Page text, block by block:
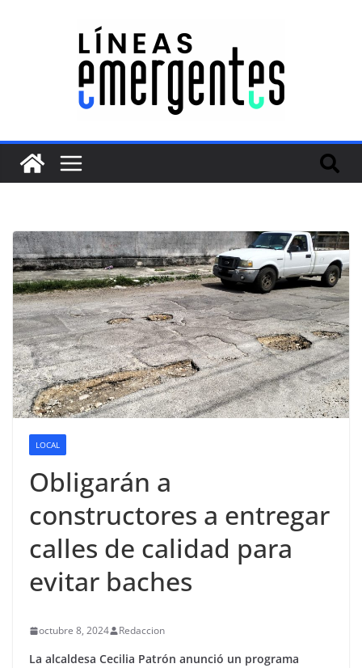
LOCAL
Obligarán a
constructores a entregar
calles de calidad para
evitar baches
octubre 8, 2024 Redaccion
La alcaldesa Cecilia Patrón anunció un programa